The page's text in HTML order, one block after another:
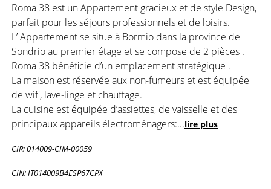
Roma 38 est un Appartement gracieux et de style Design,
parfait pour les séjours professionnels et de loisirs.
L’ Appartement se situe à Bormio dans la province de
Sondrio au premier étage et se compose de 2 pièces .
Roma 38 bénéficie d’un emplacement stratégique .
La maison est réservée aux non-fumeurs et est équipée
de wifi, lave-linge et chauffage.
La cuisine est équipée d’assiettes, de vaisselle et des
principaux appareils électroménagers:...lire plus
CIR: 014009-CIM-00059
CIN: IT014009B4ESP67CPX